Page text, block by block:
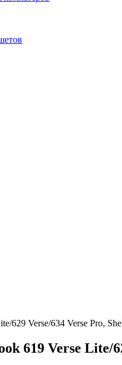
629 Verse/634 Verse Pro,
619 Verse